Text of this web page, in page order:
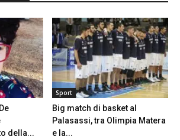
della...
Sport
Big match di basket al
Palasassi, tra Olimpia Matera
e la...